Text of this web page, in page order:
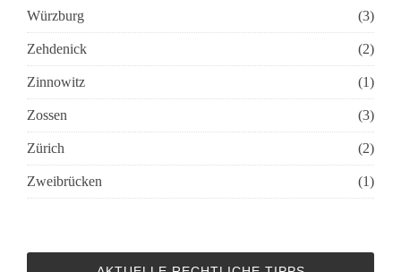
Würzburg (3)
Zehdenick (2)
Zinnowitz (1)
Zossen (3)
Zürich (2)
Zweibrücken (1)